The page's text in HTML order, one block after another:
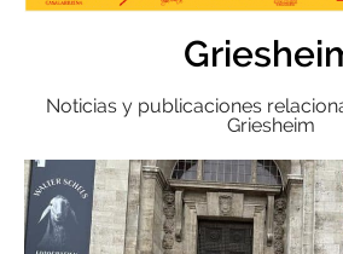
Noticias y publicaciones
Griesheim